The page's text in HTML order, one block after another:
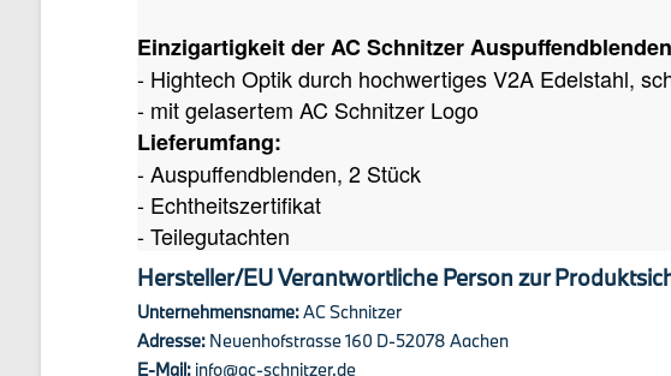
Einzigartigkeit der AC Schnitzer Auspuffendblenden
- Hightech Optik durch hochwertiges V2A Edelstahl,
- mit gelasertem AC Schnitzer Logo
Lieferumfang:
- Auspuffendblenden, 2 Stück
- Echtheitszertifikat
- Teilegutachten
Hersteller/EU Verantwortliche Person zur
Unternehmensname:AC Schnitzer
Adresse: Neuenhofstrasse 160 D-52078 Aachen
E-Mail: info@ac-schnitzer.de